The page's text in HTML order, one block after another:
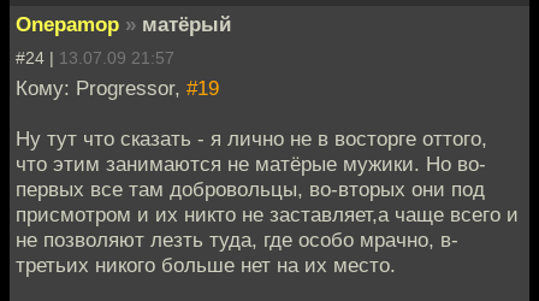
Onepamop » матёрый
#24 | 13.07.09 21:57
Кому: Progressor, #19
Ну тут что сказать - я лично не в восторге оттого,
что этим занимаются не матёрые мужики. Но во-
первых все там добровольцы, во-вторых они под
присмотром и их никто не заставляет,а чаще всего и
не позволяют лезть туда, где особо мрачно, в-
третьих никого больше нет на их место.